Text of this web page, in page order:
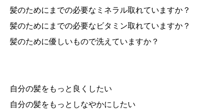
髪のためにまでの必要なミネラル取れていますか？
髪のためにまでの必要なビタミン取れていますか？
髪のために優しいもので洗えていますか？
自分の髪をもっと良くしたい
自分の髪をもっとしなやかにしたい